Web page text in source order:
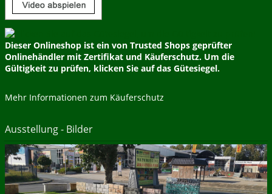
Dieser Onlineshop ist ein von Trusted Shops geprüfter
Onlinehändler mit Zertifikat und Käuferschutz. Um die
Gültigkeit zu prüfen, klicken Sie auf das Gütesiegel.
Mehr Informationen zum Käuferschutz
Ausstellung - Bilder